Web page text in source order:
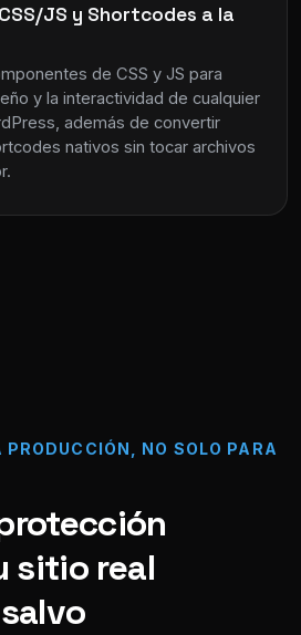
JS y Shortcodes a la
de CSS y JS para
y la interactividad de cualquier
además de convertir
nativos sin tocar archivos
PRODUCCIÓN, NO SOLO PARA
sitio real